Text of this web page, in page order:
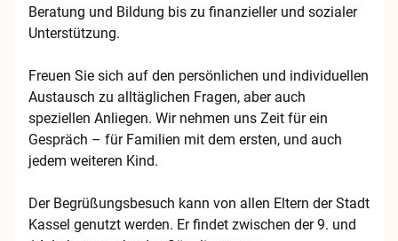
Beratung und Bildung bis zu finanzieller und sozialer
Unterstützung.
Freuen Sie sich auf den persönlichen und individuellen
Austausch zu alltäglichen Fragen, aber auch
speziellen Anliegen. Wir nehmen uns Zeit für ein
Gespräch – für Familien mit dem ersten, und auch
jedem weiteren Kind.
Der Begrüßungsbesuch kann von allen Eltern der Stadt
Kassel genutzt werden. Er findet zwischen der 9. und